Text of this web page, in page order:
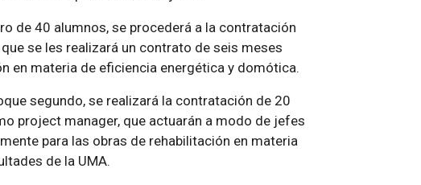
de 40 alumnos, se procederá a la contratación
se les realizará un contrato de seis meses
en materia de eficiencia energética y domótica.
segundo, se realizará la contratación de 20
project manager, que actuarán a modo de jefes
para las obras de rehabilitación en materia
de la UMA.